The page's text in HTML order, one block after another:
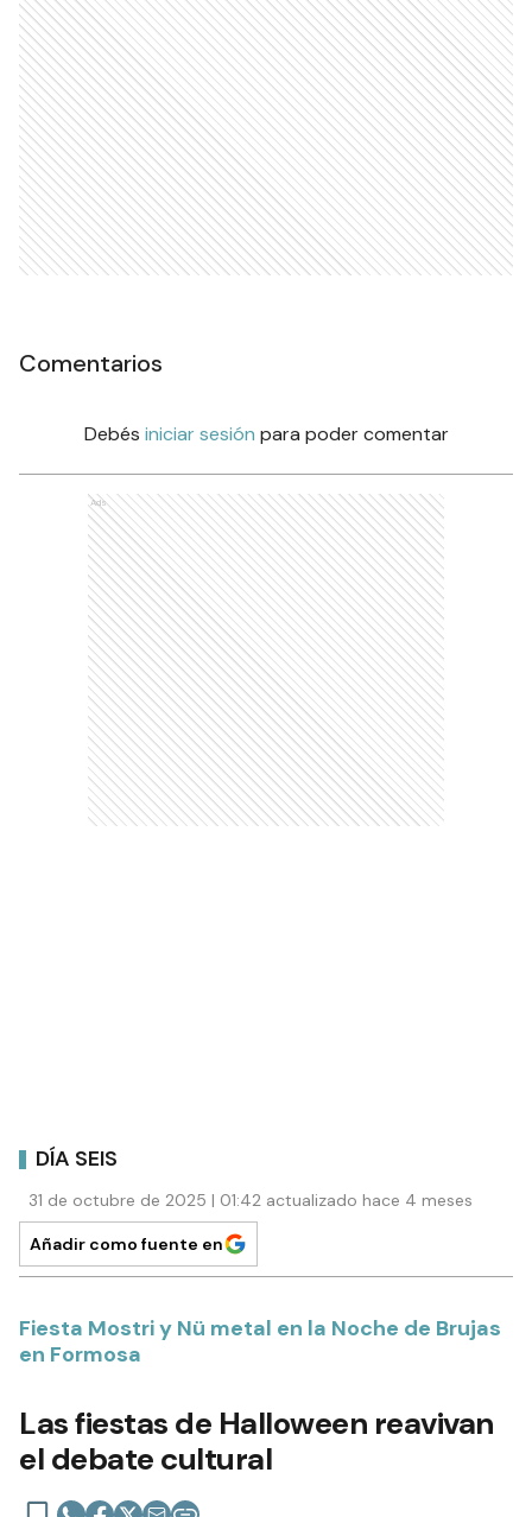
Comentarios
Debés iniciar sesión para poder comentar
Ads
DÍA SEIS
31 de octubre de 2025 | 01:42 actualizado hace 4 meses
Añadir como fuente en
Fiesta Mostri y Nü metal en la Noche de Brujas
en Formosa
Las fiestas de Halloween reavivan
el debate cultural